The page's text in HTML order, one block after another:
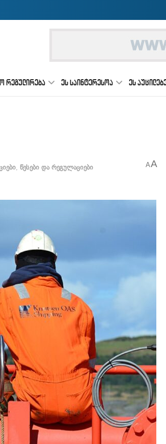
ᲠᲔᲒᲣᲚᲘᲠᲔᲑᲐ ᲔᲡ ᲡᲐᲘᲜᲢᲔᲠᲔᲡᲝᲐ ᲔᲡ
, წესები და რეგულაციები
AA